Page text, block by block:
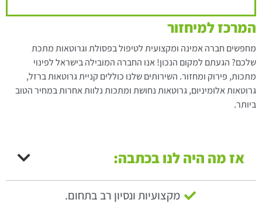
המרכז למיחזור
מחפשים חברה אמינה ומקצועית לטיפול בפסולת וגרוטאות מתכת
שלכם? הגעתם למקום הנכון! אנו החברה המובילה בישראל לפינוי
מתכות, פירוק ומחזור. השירותים שלנו כוללים קניית גרוטאות ברזל,
גרוטאות אלומיניום, גרוטאות נחושת ומתכות נלוות אחרות במחיר הטוב
ביותר.
אז מה היה לנו בכתבה:
מקצועיות ונסיון רב בתחום.